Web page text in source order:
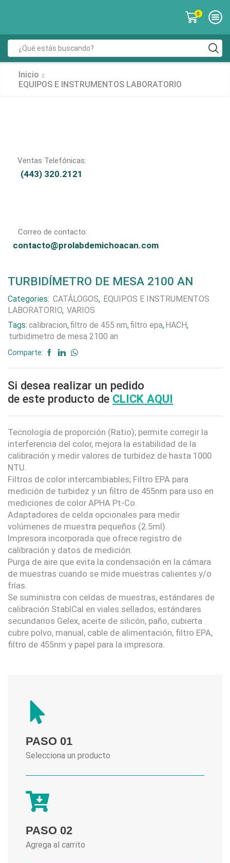
0
Inicio
EQUIPOS E INSTRUMENTOS LABORATORIO
Ventas Telefónicas:
(443) 320.2121
Correo de contacto:
contacto@prolabdemichoacan.com
TURBIDÍMETRO DE MESA 2100 AN
Categories: CATÁLOGOS, EQUIPOS E INSTRUMENTOS
LABORATORIO, VARIOS
Tags: calibracion,filtro de 455 nm,filtro epa,HACH,
turbidimetro de mesa 2100 an
Comparte:
Si desea realizar un pedido
de este producto de CLICK AQUI
Tecnología de proporción (Ratio); permite corregir la
interferencia del color, mejora la estabilidad de la
calibración y medir valores de turbidez de hasta 1000
NTU.
Filtros de color intercambiables; Filtro EPA para
medición de turbidez y un filtro de 455nm para uso en
mediciones de color APHA Pt-Co.
Adaptadores de celda opcionales para medir
volúmenes de muestra pequeños (2.5ml).
Impresora incorporada que ofrece registro de
calibración y datos de medición.
Purga de aire que evita la condensación en la cámara
de muestras cuando se mide muestras calientes y/o
frías.
Se suministra con celdas de muestras, estándares de
calibración StablCal en viales sellados, estándares
secundarios Gelex, aceite de silicón, paño, cubierta
cubre polvo, manual, cable de alimentación, filtro EPA,
filtro de 455nm y papel para la impresora.
PASO 01
Selecciona un producto
PASO 02
Agrega al carrito